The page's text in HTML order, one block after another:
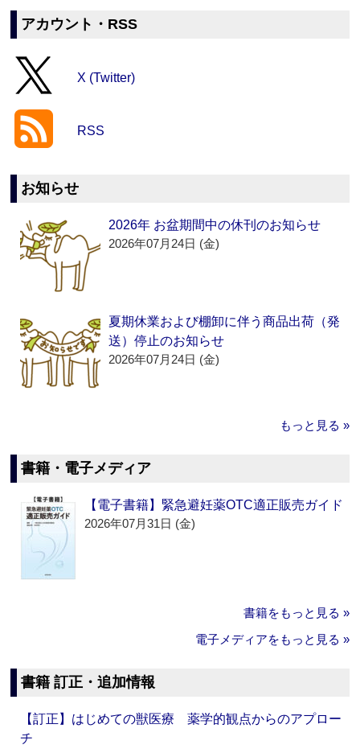
アカウント・RSS
X (Twitter)
RSS
お知らせ
2026年 お盆期間中の休刊のお知らせ
2026年07月24日 (金)
夏期休業および棚卸に伴う商品出荷（発
送）停止のお知らせ
2026年07月24日 (金)
もっと見る »
書籍・電子メディア
【電子書籍】緊急避妊薬OTC適正販売ガイド
2026年07月31日 (金)
書籍をもっと見る »
電子メディアをもっと見る »
書籍 訂正・追加情報
【訂正】はじめての獣医療 薬学的観点からのアプロー
チ